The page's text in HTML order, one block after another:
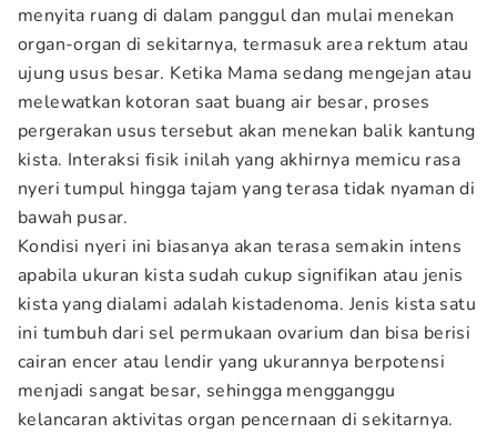
menyita ruang di dalam panggul dan mulai menekan
organ-organ di sekitarnya, termasuk area rektum atau
ujung usus besar. Ketika Mama sedang mengejan atau
melewatkan kotoran saat buang air besar, proses
pergerakan usus tersebut akan menekan balik kantung
kista. Interaksi fisik inilah yang akhirnya memicu rasa
nyeri tumpul hingga tajam yang terasa tidak nyaman di
bawah pusar.
Kondisi nyeri ini biasanya akan terasa semakin intens
apabila ukuran kista sudah cukup signifikan atau jenis
kista yang dialami adalah kistadenoma. Jenis kista satu
ini tumbuh dari sel permukaan ovarium dan bisa berisi
cairan encer atau lendir yang ukurannya berpotensi
menjadi sangat besar, sehingga mengganggu
kelancaran aktivitas organ pencernaan di sekitarnya.